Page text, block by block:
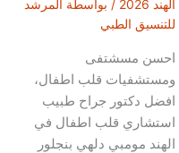
الهند 2026
/ بواسطة المرشد
للتنسيق الطبي
احسن مسشتفى
ومستشفيات قلب اطفال،
افضل دكتور جراح طبيب
استشاري قلب اطفال في
الهند مومبي دلهي بنجلور